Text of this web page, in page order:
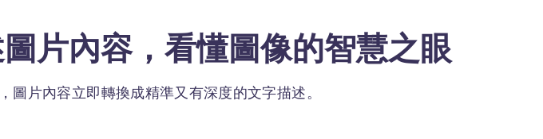
片內容，看懂圖像的智慧之眼
片內容立即轉換成精準又有深度的文字描述。